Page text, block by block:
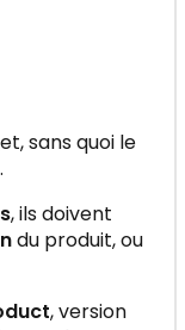
sans quoi le
, ils doivent
du produit, ou
, version